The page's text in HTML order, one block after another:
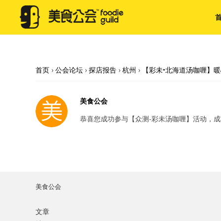
首页 › 公会论坛 › 探店报告 › 杭州 › 【彩未•北海道汤咖喱】
美食公会
恭喜您成功参与【众测-彩未汤咖喱】活动，
美食公会
文章